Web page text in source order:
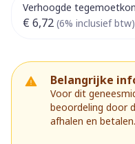
Verhoogde
€ 6,72 (6% inclusief btw)
Belangrijke
Voor dit
beoordeling door
afhalen en betalen.